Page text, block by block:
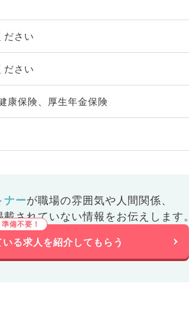
ださい
ださい
康保険、厚生年金保険
ナーが職場の雰囲気や人間関係、
されていない情報をお伝えします。
る求人を紹介してもらう